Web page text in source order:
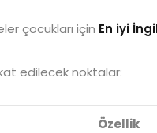
çocukları için En iyi
edilecek noktalar:
Özellik